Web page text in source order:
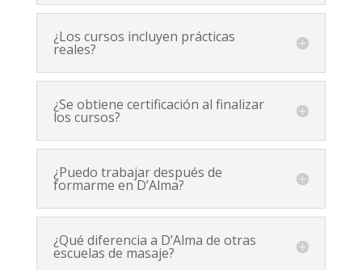
¿Los cursos incluyen prácticas
reales?
¿Se obtiene certificación al finalizar
los cursos?
¿Puedo trabajar después de
formarme en D’Alma?
¿Qué diferencia a D’Alma de otras
escuelas de masaje?